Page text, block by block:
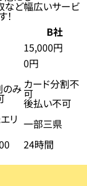
など幅広いサービ
！
B社
15,000円
0円
のみ カード分割不
可
後払い不可
リ 一部三県
24時間